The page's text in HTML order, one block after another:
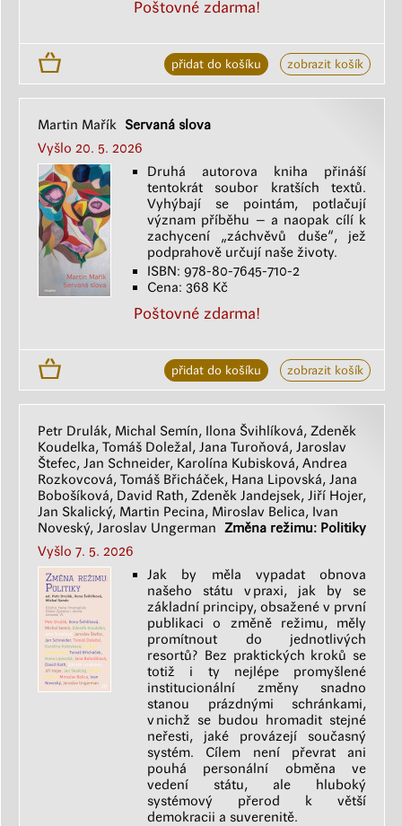
Poštovné zdarma!
přidat do košíku zobrazit košík
Martin Mařík Servaná slova
Vyšlo 20. 5. 2026
Druhá autorova kniha přináší
tentokrát soubor kratších textů.
Vyhýbají se pointám, potlačují
význam příběhu – a naopak cílí k
zachycení „záchvěvů duše“, jež
podprahově určují naše životy.
ISBN: 978-80-7645-710-2
Cena: 368 Kč
Poštovné zdarma!
přidat do košíku zobrazit košík
Petr Drulák, Michal Semín, Ilona Švihlíková, Zdeněk
Koudelka, Tomáš Doležal, Jana Turoňová, Jaroslav
Štefec, Jan Schneider, Karolína Kubisková, Andrea
Rozkovcová, Tomáš Břicháček, Hana Lipovská, Jana
Bobošíková, David Rath, Zdeněk Jandejsek, Jiří Hojer,
Jan Skalický, Martin Pecina, Miroslav Belica, Ivan
Noveský, Jaroslav Ungerman Změna režimu: Politiky
Vyšlo 7. 5. 2026
Jak by měla vypadat obnova
našeho státu v praxi, jak by se
základní principy, obsažené v první
publikaci o změně režimu, měly
promítnout do jednotlivých
resortů? Bez praktických kroků se
totiž i ty nejlépe promyšlené
institucionální změny snadno
stanou prázdnými schránkami,
v nichž se budou hromadit stejné
neřesti, jaké provázejí současný
systém. Cílem není převrat ani
pouhá personální obměna ve
vedení státu, ale hluboký
systémový přerod k větší
demokracii a suverenitě.